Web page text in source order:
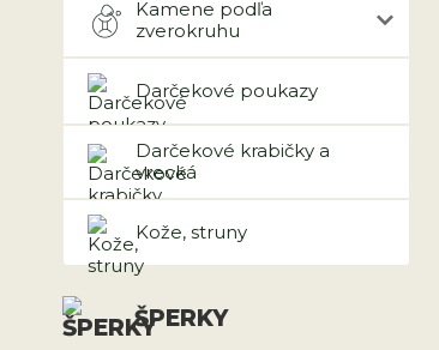
Kamene podľa
zverokruhu
Darčekové poukazy
Darčekové krabičky a
vrecká
Kože, struny
ŠPERKY